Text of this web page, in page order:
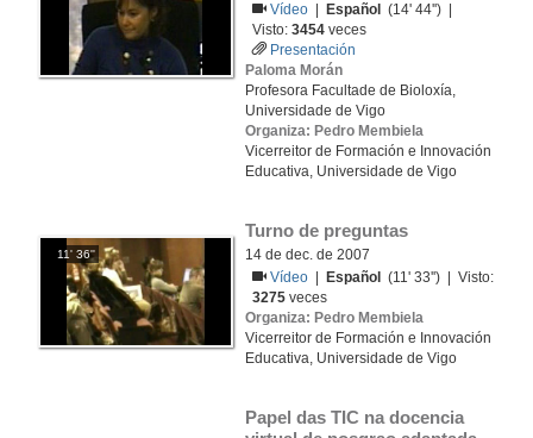
Vídeo Español
(14' 44'') |
Visto:3454 veces
Presentación
Paloma Morán
Profesora Facultade de Bioloxía,
Universidade de Vigo
Organiza: Pedro Membiela
Vicerreitor de Formación e Innovación
Educativa, Universidade de Vigo
11' 36''
Turno de preguntas
14 de dec. de 2007
Vídeo
Español
(11' 33'') | Visto:
3275 veces
Organiza: Pedro Membiela
Vicerreitor de Formación e Innovación
Educativa, Universidade de Vigo
Papel das TIC na docencia